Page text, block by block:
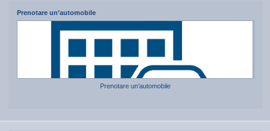
Prenotare un’automobile
Prenotare un’automobile